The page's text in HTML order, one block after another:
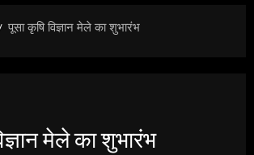
पूसा कृषि विज्ञान मेले का शुभारंभ
मेले का शुभारंभ